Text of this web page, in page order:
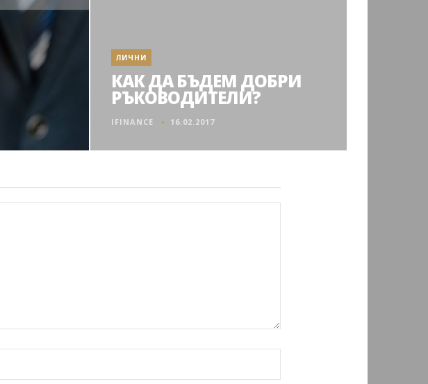
ЛИЧНИ
КАК ДА БЪДЕМ ДОБРИ
РЪКОВОДИТЕЛИ?
IFINANCE 16.02.2017